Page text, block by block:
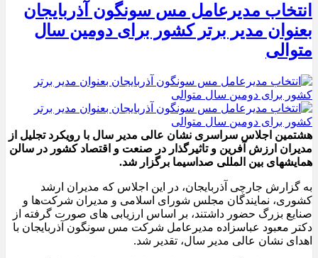
انتخاب مدیرعامل مس سونگون آذربایجان
بعنوان مدیر برتر کشور برای دومین سال
متوالی
هشتمین اجلاس سراسری نشان عالی مدیر سال با رویکرد تجلیل از
مدیران ارزش آفرین و تاثیرگذار در صنعت و اقتصاد کشور در سالن
همایشهای بین المللی صداسیما برگزار شد.
به گزارش جارچی آذربایجان، در این اجلاس که مدیران ارشد
کشوری، نمایندگان مجلس شورای اسلامی و مدیران شرکت‌ها و
صنایع بزرگ حضور داشتند، بر اساس ارزیابی های صورت گرفته از
دکتر معبود عباسزاده مدیرعامل شرکت مس سونگون آذربایجان با
اهدای نشان عالی مدیر سال، تقدیر شد.